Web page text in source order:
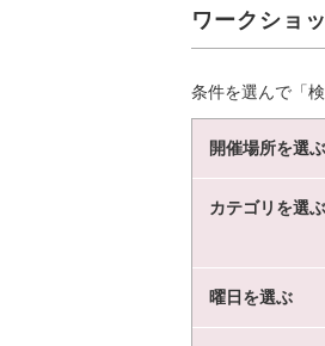
ワークショ
条件を選んで「
開催場所を選ぶ
カテゴリを選ぶ
曜日を選ぶ